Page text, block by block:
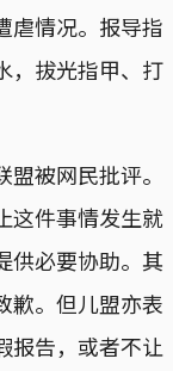
虐情况。报导指
，拔光指甲、打
被网民批评。
这件事情发生就
供必要协助。其
歉。但儿盟亦表
报告，或者不让